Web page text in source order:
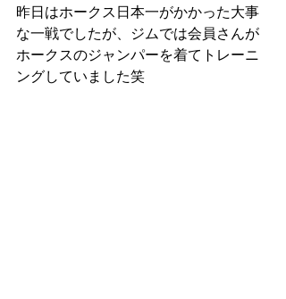
昨日はホークス日本一がかかった大事
な一戦でしたが、ジムでは会員さんが
ホークスのジャンパーを着てトレーニ
ングしていました笑